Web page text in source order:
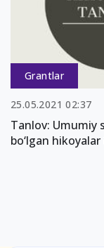
Grantlar
25.05.2021 02:37
Tanlov: Umumiy
bo‘lgan